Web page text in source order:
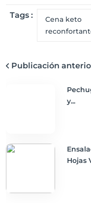
Tags :
Cena keto
Publicación
y...
Hojas